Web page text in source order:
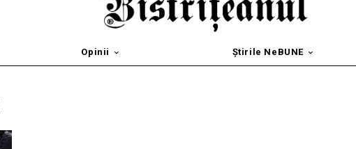
Opinii Știrile NeBUNE